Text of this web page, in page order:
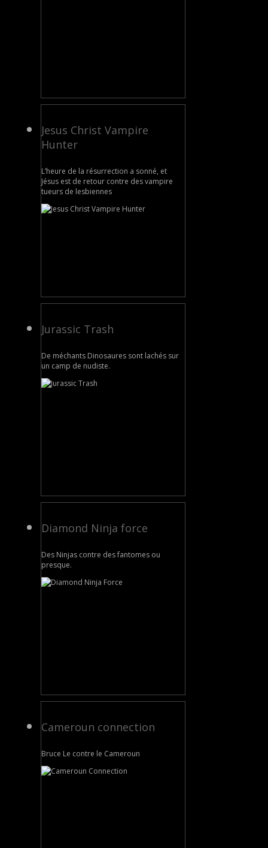
Jesus Christ Vampire
Hunter
L’heure de la résurrection a sonné, et
Jésus est de retour contre des vampire
tueurs de lesbiennes
Jurassic Trash
De méchants Dinosaures sont lachés sur
un camp de nudiste.
Diamond Ninja force
Des Ninjas contre des fantomes ou
presque.
Cameroun connection
Bruce Le contre le Cameroun